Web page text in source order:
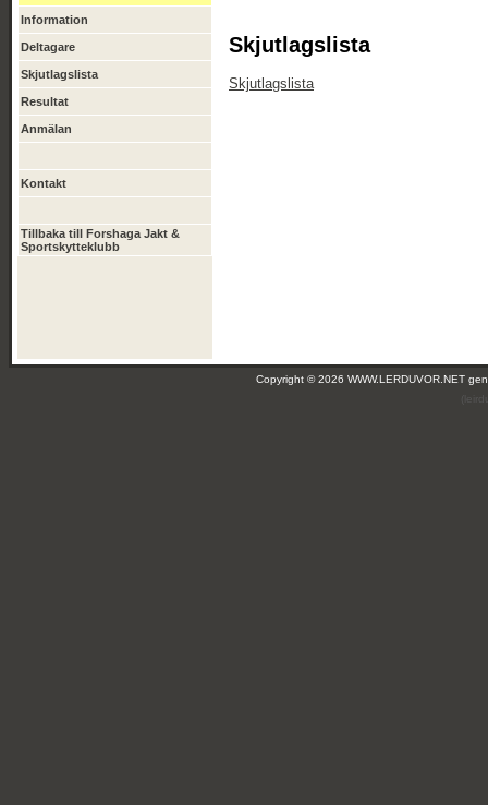
Information
Deltagare
Skjutlagslista
Resultat
Anmälan
Kontakt
Tillbaka till Forshaga Jakt &
Sportskytteklubb
Skjutlagslista
Skjutlagslista
Copyright © 2026 WWW.LERDUVOR.NET